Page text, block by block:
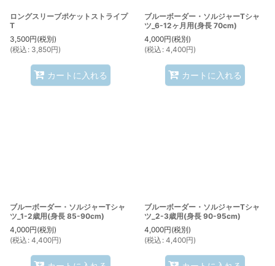
ロングスリーブポケットストライプ
T
3,500円(税別)
(税込 : 3,850円)
カートに入れる
ブルーボーダー・ソルジャーTシャ
ツ_6-12ヶ月用(身長 70cm)
4,000円(税別)
(税込 : 4,400円)
カートに入れる
ブルーボーダー・ソルジャーTシャ
ツ_1-2歳用(身長 85-90cm)
4,000円(税別)
(税込 : 4,400円)
ブルーボーダー・ソルジャーTシャ
ツ_2-3歳用(身長 90-95cm)
4,000円(税別)
(税込 : 4,400円)